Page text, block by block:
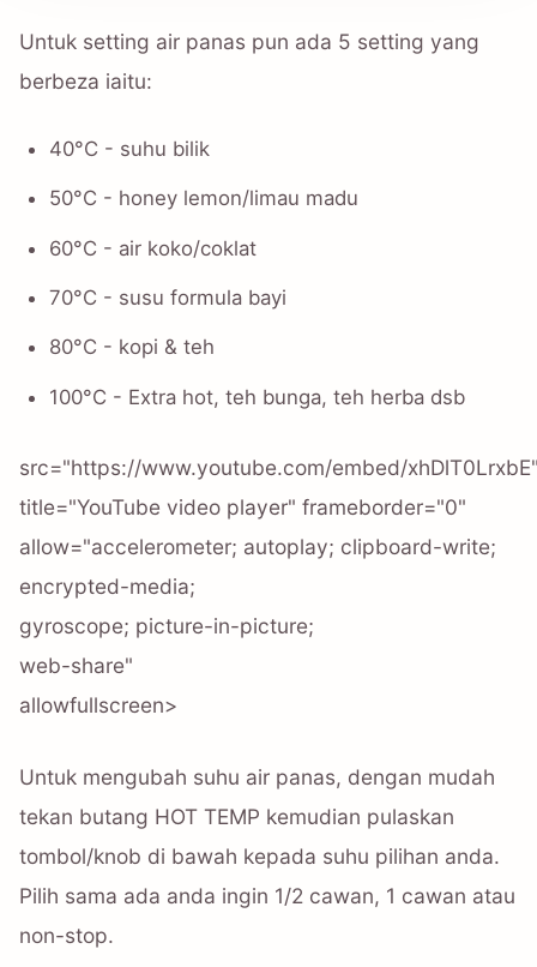
Untuk setting air panas pun ada 5 setting yang
berbeza iaitu:
40°C - suhu bilik
50°C - honey lemon/limau madu
60°C - air koko/coklat
70°C - susu formula bayi
80°C - kopi & teh
100°C - Extra hot, teh bunga, teh herba dsb
src="https://www.youtube.com/embed/
title="YouTube video player" frameborder="0"
allow="accelerometer; autoplay; clipboard-write;
encrypted-media;
gyroscope; picture-in-picture;
web-share"
allowfullscreen>
Untuk mengubah suhu air panas, dengan mudah
tekan butang HOT TEMP kemudian pulaskan
tombol/knob di bawah kepada suhu pilihan anda.
Pilih sama ada anda ingin 1/2 cawan, 1 cawan atau
non-stop.